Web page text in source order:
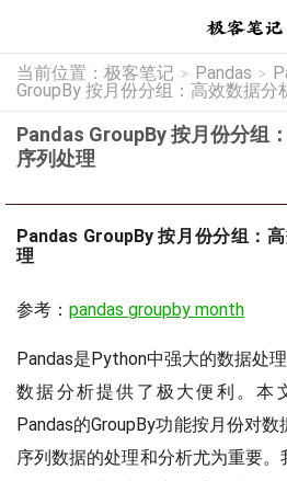
当前位置： 极客笔记 > Pandas >
GroupBy 按月份分组：高效数据分
Pandas GroupBy 按月份分组
序列处理
Pandas GroupBy 按月份分组：
理
参考： pandas groupby month
Pandas是Python中强大的数据处
数据分析提供了极大便利。本
Pandas的GroupBy功能按月份对
序列数据的处理和分析尤为重要